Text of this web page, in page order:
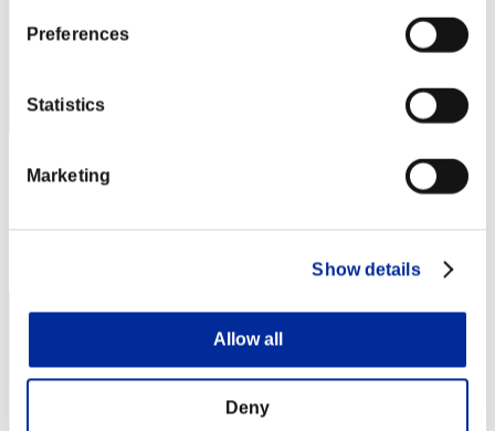
Preferences
Statistics
Marketing
Show details
Allow all
Deny
konohazuku